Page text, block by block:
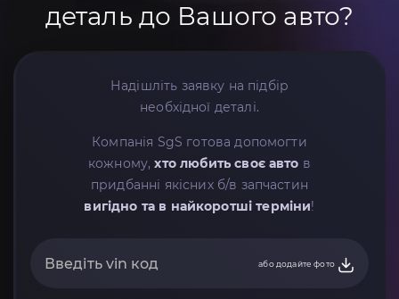
деталь до Вашого авто?
Надішліть заявку на підбір
необхідної деталі.
Компанія SgS готова допомогти
кожному,хто любить своє авто в
придбанні якісних б/в запчастин
вигідно та в найкоротші терміни!
або додайте фото